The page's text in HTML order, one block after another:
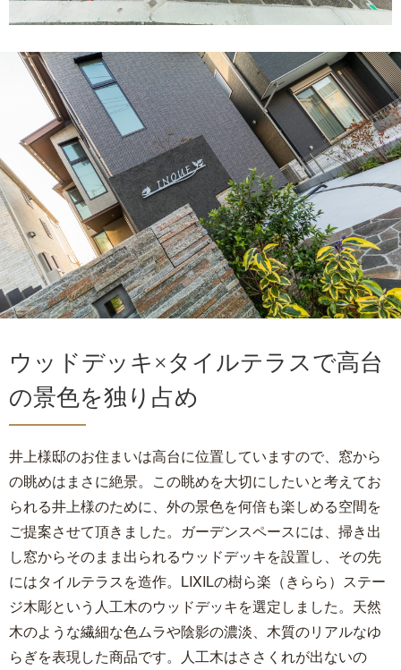
ウッドデッキ×タイルテラスで高台
の景色を独り占め
井上様邸のお住まいは高台に位置していますので、窓から
の眺めはまさに絶景。この眺めを大切にしたいと考えてお
られる井上様のために、外の景色を何倍も楽しめる空間を
ご提案させて頂きました。ガーデンスペースには、掃き出
し窓からそのまま出られるウッドデッキを設置し、その先
にはタイルテラスを造作。LIXILの樹ら楽（きらら）ステー
ジ木彫という人工木のウッドデッキを選定しました。天然
木のような繊細な色ムラや陰影の濃淡、木質のリアルなゆ
らぎを表現した商品です。人工木はささくれが出ないの